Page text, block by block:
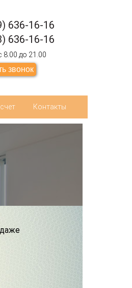
636-16-16
636-16-16
8.00 до 21.00
звонок
Контакты